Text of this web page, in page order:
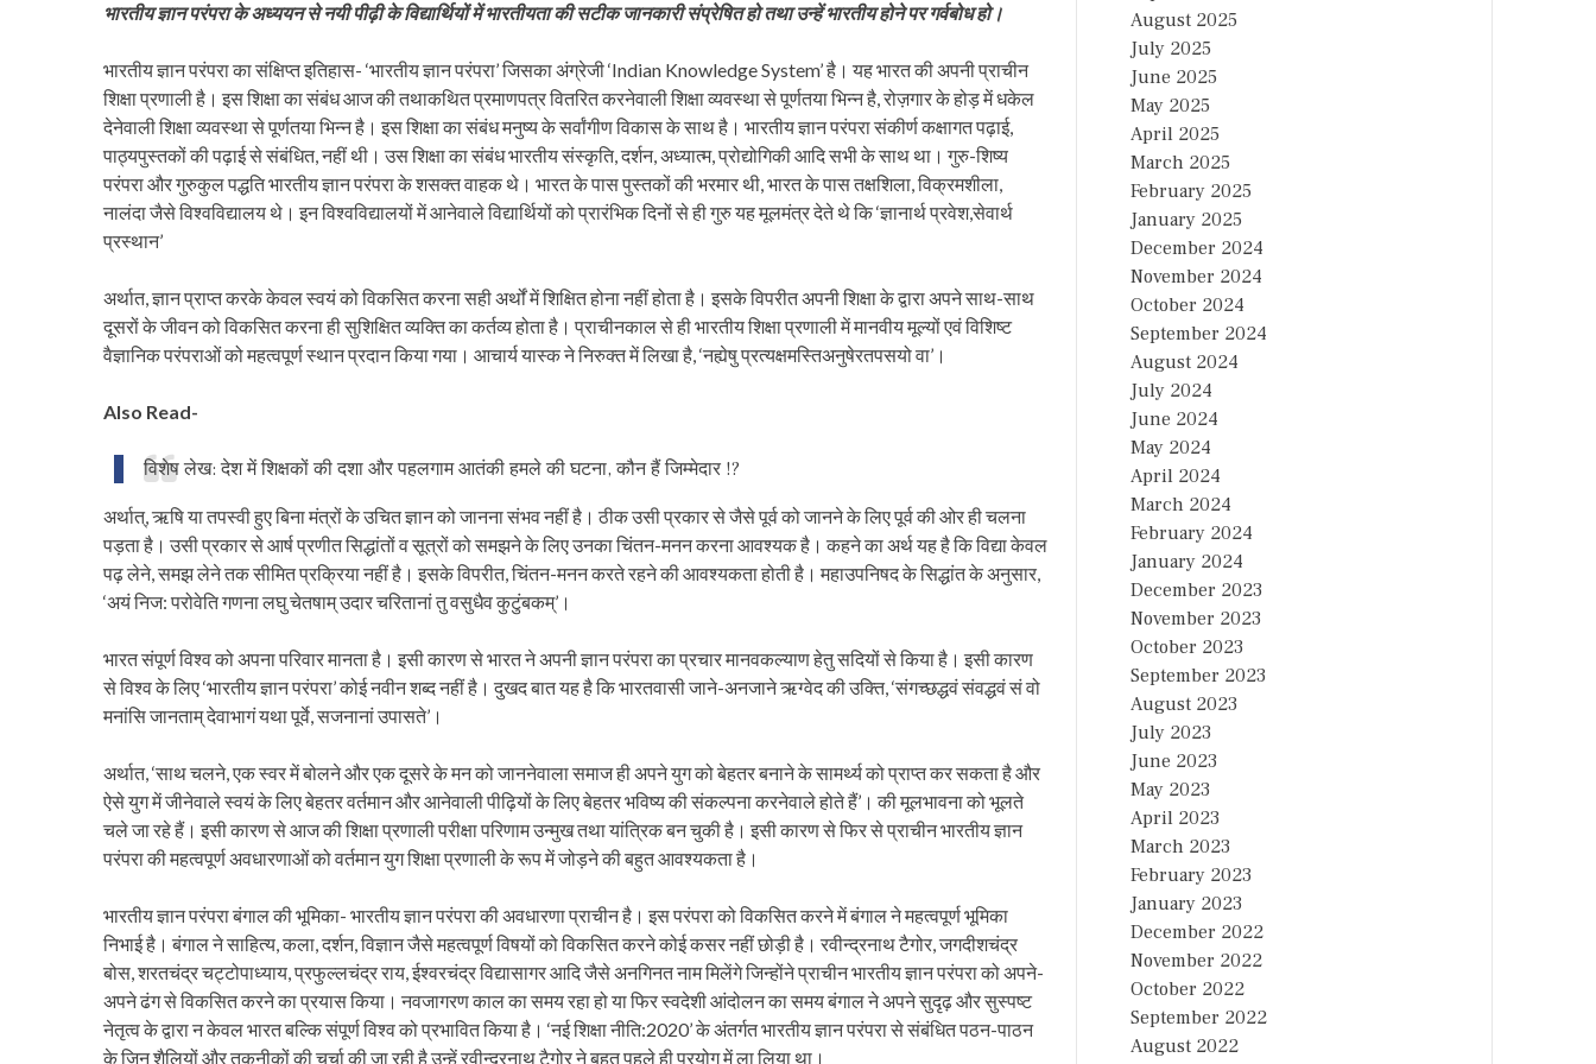
भारतीय ज्ञान परंपरा के अध्ययन से नयी पीढ़ी के विद्यार्थियों में भारतीयता की सटीक जानकारी संप्रेषित हो तथा उन्हें भारतीय होने पर गर्वबोध हो।
भारतीय ज्ञान परंपरा का संक्षिप्त इतिहास- ‘भारतीय ज्ञान परंपरा’ जिसका अंग्रेजी ‘Indian Knowledge System’ है। यह भारत की अपनी प्राचीन
शिक्षा प्रणाली है। इस शिक्षा का संबंध आज की तथाकथित प्रमाणपत्र वितरित करनेवाली शिक्षा व्यवस्था से पूर्णतया भिन्न है, रोज़गार के होड़ में धकेल
देनेवाली शिक्षा व्यवस्था से पूर्णतया भिन्न है। इस शिक्षा का संबंध मनुष्य के सर्वांगीण विकास के साथ है। भारतीय ज्ञान परंपरा संकीर्ण कक्षागत पढ़ाई,
पाठ्यपुस्तकों की पढ़ाई से संबंधित, नहीं थी। उस शिक्षा का संबंध भारतीय संस्कृति, दर्शन, अध्यात्म, प्रोद्योगिकी आदि सभी के साथ था। गुरु-शिष्य
परंपरा और गुरुकुल पद्धति भारतीय ज्ञान परंपरा के शसक्त वाहक थे। भारत के पास पुस्तकों की भरमार थी, भारत के पास तक्षशिला, विक्रमशीला,
नालंदा जैसे विश्वविद्यालय थे। इन विश्वविद्यालयों में आनेवाले विद्यार्थियों को प्रारंभिक दिनों से ही गुरु यह मूलमंत्र देते थे कि ‘ज्ञानार्थ प्रवेश,सेवार्थ
प्रस्थान’
अर्थात, ज्ञान प्राप्त करके केवल स्वयं को विकसित करना सही अर्थों में शिक्षित होना नहीं होता है। इसके विपरीत अपनी शिक्षा के द्वारा अपने साथ-साथ
दूसरों के जीवन को विकसित करना ही सुशिक्षित व्यक्ति का कर्तव्य होता है। प्राचीनकाल से ही भारतीय शिक्षा प्रणाली में मानवीय मूल्यों एवं विशिष्ट
वैज्ञानिक परंपराओं को महत्वपूर्ण स्थान प्रदान किया गया। आचार्य यास्क ने निरुक्त में लिखा है, ‘नह्येषु प्रत्यक्षमस्तिअनुषेरतपसयो वा’।
Also Read-
विशेष लेख: देश में शिक्षकों की दशा और पहलगाम आतंकी हमले की घटना, कौन हैं जिम्मेदार !?
अर्थात्, ऋषि या तपस्वी हुए बिना मंत्रों के उचित ज्ञान को जानना संभव नहीं है। ठीक उसी प्रकार से जैसे पूर्व को जानने के लिए पूर्व की ओर ही चलना
पड़ता है। उसी प्रकार से आर्ष प्रणीत सिद्धांतों व सूत्रों को समझने के लिए उनका चिंतन-मनन करना आवश्यक है। कहने का अर्थ यह है कि विद्या केवल
पढ़ लेने, समझ लेने तक सीमित प्रक्रिया नहीं है। इसके विपरीत, चिंतन-मनन करते रहने की आवश्यकता होती है। महाउपनिषद के सिद्धांत के अनुसार,
‘अयं निज: परोवेति गणना लघु चेतषाम् उदार चरितानां तु वसुधैव कुटुंबकम्’।
भारत संपूर्ण विश्व को अपना परिवार मानता है। इसी कारण से भारत ने अपनी ज्ञान परंपरा का प्रचार मानवकल्याण हेतु सदियों से किया है। इसी कारण
से विश्व के लिए ‘भारतीय ज्ञान परंपरा’ कोई नवीन शब्द नहीं है। दुखद बात यह है कि भारतवासी जाने-अनजाने ऋग्वेद की उक्ति, ‘संगच्छद्धवं संवद्धवं सं वो
मनांसि जानताम् देवाभागं यथा पूर्वे, सजनानां उपासते’।
अर्थात, ‘साथ चलने, एक स्वर में बोलने और एक दूसरे के मन को जाननेवाला समाज ही अपने युग को बेहतर बनाने के सामर्थ्य को प्राप्त कर सकता है और
ऐसे युग में जीनेवाले स्वयं के लिए बेहतर वर्तमान और आनेवाली पीढ़ियों के लिए बेहतर भविष्य की संकल्पना करनेवाले होते हैं’। की मूलभावना को भूलते
चले जा रहे हैं। इसी कारण से आज की शिक्षा प्रणाली परीक्षा परिणाम उन्मुख तथा यांत्रिक बन चुकी है। इसी कारण से फिर से प्राचीन भारतीय ज्ञान
परंपरा की महत्वपूर्ण अवधारणाओं को वर्तमान युग शिक्षा प्रणाली के रूप में जोड़ने की बहुत आवश्यकता है।
भारतीय ज्ञान परंपरा बंगाल की भूमिका- भारतीय ज्ञान परंपरा की अवधारणा प्राचीन है। इस परंपरा को विकसित करने में बंगाल ने महत्वपूर्ण भूमिका
निभाई है। बंगाल ने साहित्य, कला, दर्शन, विज्ञान जैसे महत्वपूर्ण विषयों को विकसित करने कोई कसर नहीं छोड़ी है। रवीन्द्रनाथ टैगोर, जगदीशचंद्र
बोस, शरतचंद्र चट्टोपाध्याय, प्रफुल्लचंद्र राय, ईश्वरचंद्र विद्यासागर आदि जैसे अनगिनत नाम मिलेंगे जिन्होंने प्राचीन भारतीय ज्ञान परंपरा को अपने-
अपने ढंग से विकसित करने का प्रयास किया। नवजागरण काल का समय रहा हो या फिर स्वदेशी आंदोलन का समय बंगाल ने अपने सुदृढ़ और सुस्पष्ट
नेतृत्व के द्वारा न केवल भारत बल्कि संपूर्ण विश्व को प्रभावित किया है। ‘नई शिक्षा नीति:2020’ के अंतर्गत भारतीय ज्ञान परंपरा से संबंधित पठन-पाठन
के जिन शैलियों और तकनीकों की चर्चा की जा रही है उन्हें रवीन्द्रनाथ टैगोर ने बहुत पहले ही प्रयोग में ला लिया था।
August 2025
July 2025
June 2025
May 2025
April 2025
March 2025
February 2025
January 2025
December 2024
November 2024
October 2024
September 2024
August 2024
July 2024
June 2024
May 2024
April 2024
March 2024
February 2024
January 2024
December 2023
November 2023
October 2023
September 2023
August 2023
July 2023
June 2023
May 2023
April 2023
March 2023
February 2023
January 2023
December 2022
November 2022
October 2022
September 2022
August 2022